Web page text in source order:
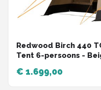
Redwood Birch 440
Tent 6-persoons -
€ 1.699,00